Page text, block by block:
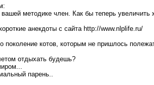
методике член. Как бы теперь увеличить
анекдоты с сайта http://www.nlplife.ru/
поколение котов, которым не пришлось
отдыхать будешь?
парень..